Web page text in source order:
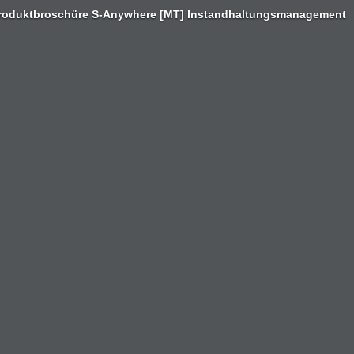
S-Anywhere [MT] Instandhaltungsmanagement